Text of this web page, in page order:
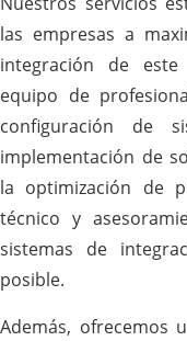
las empresas a
integración de
equipo de
configuración de
implementación de
la optimización de
técnico y
sistemas de
posible.
Además, ofrecemos